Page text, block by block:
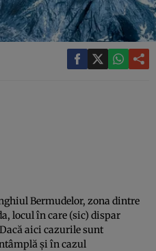
Bermudelor, zona dintre
locul în care (sic) dispar
aici cazurile sunt
şi în cazul